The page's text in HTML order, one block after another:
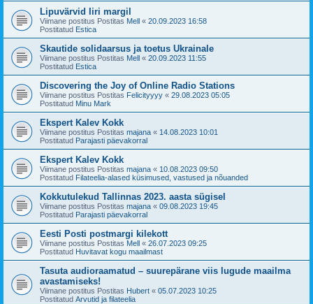
Lipuvärvid Iiri margil
Viimane postitus Postitas Mell « 20.09.2023 16:58
Postitatud Estica
Skautide solidaarsus ja toetus Ukrainale
Viimane postitus Postitas Mell « 20.09.2023 11:55
Postitatud Estica
Discovering the Joy of Online Radio Stations
Viimane postitus Postitas Felicityyyy « 29.08.2023 05:05
Postitatud Minu Mark
Ekspert Kalev Kokk
Viimane postitus Postitas majana « 14.08.2023 10:01
Postitatud Parajasti päevakorral
Ekspert Kalev Kokk
Viimane postitus Postitas majana « 10.08.2023 09:50
Postitatud Filateelia-alased küsimused, vastused ja nõuanded
Kokkutulekud Tallinnas 2023. aasta sügisel
Viimane postitus Postitas majana « 09.08.2023 19:45
Postitatud Parajasti päevakorral
Eesti Posti postmargi kilekott
Viimane postitus Postitas Mell « 26.07.2023 09:25
Postitatud Huvitavat kogu maailmast
Tasuta audioraamatud – suurepärane viis lugude maailma
avastamiseks!
Viimane postitus Postitas Hubert « 05.07.2023 10:25
Postitatud Arvutid ja filateelia